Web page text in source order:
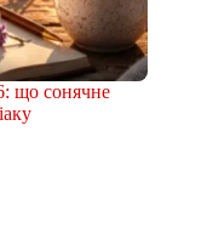
що сонячне